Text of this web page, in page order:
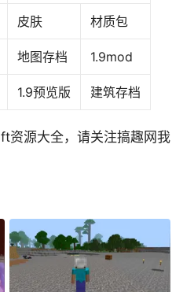
皮肤 材质包
地图存档 1.9mod
1.9预览版 建筑存档
资源大全，请关注搞趣网我